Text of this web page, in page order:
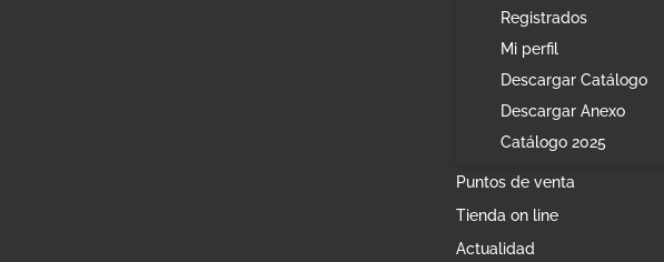
Registrados
Mi perfil
Descargar Catálogo
Descargar Anexo
Catálogo 2025
Puntos de venta
Tienda on line
Actualidad